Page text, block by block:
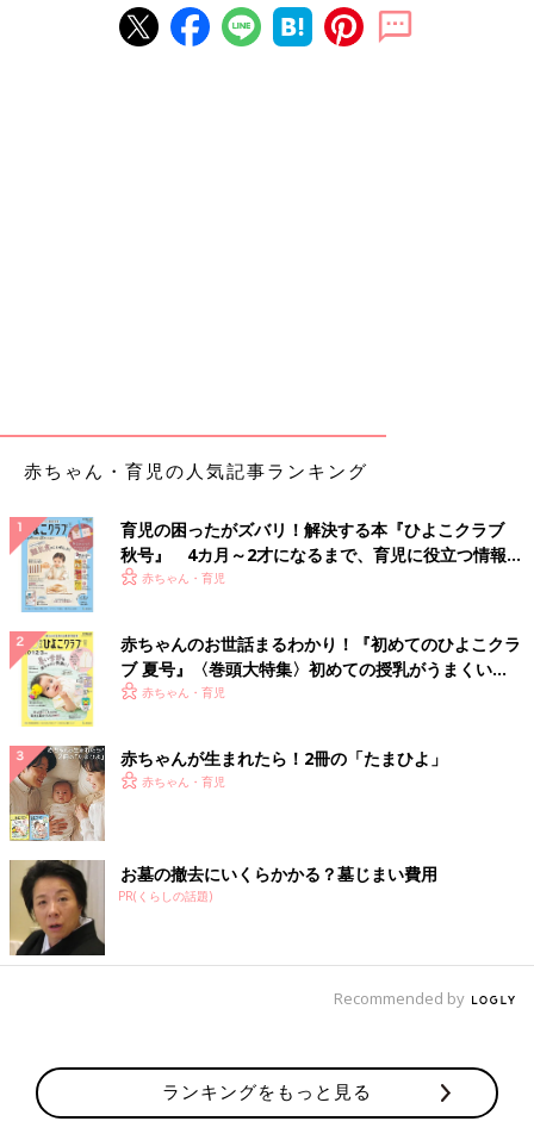
赤ちゃん・育児の人気記事ランキング
育児の困ったがズバリ！解決する本『ひよこクラブ
秋号』 4カ月～2才になるまで、育児に役立つ情報が
いっぱい！
赤ちゃん・育児
赤ちゃんのお世話まるわかり！『初めてのひよこクラ
ブ 夏号』〈巻頭大特集〉初めての授乳がうまくい
く！ おっぱい・ミルクの基本と夏のトラブル 解決テ
赤ちゃん・育児
赤ちゃんが生まれたら！2冊の「たまひよ」
赤ちゃん・育児
お墓の撤去にいくらかかる？墓じまい費用
PR(くらしの話題)
Recommended by
ランキングをもっと見る